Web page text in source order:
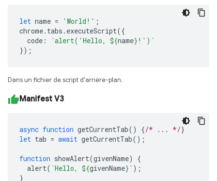
let name = 'World!' ;
chrome. tabs . executeScript({
code : `alert('Hello, ${name} !')`
});
Dans un fichier de script d'arrière-plan.
Manifest V3
async function getCurrentTab() {/* ... */}
let tab = await getCurrentTab();
function showAlert(givenName)
{
alert( `Hello, ${givenName} ` );
}